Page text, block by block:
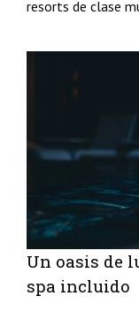
resorts de clase
Un oasis de
spa incluido